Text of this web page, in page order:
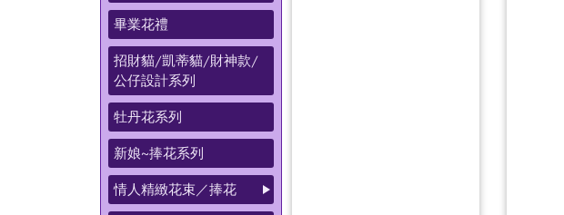
畢業花禮
招財貓/凱蒂貓/財神款/
公仔設計系列
牡丹花系列
新娘~捧花系列
情人精緻花束／捧花